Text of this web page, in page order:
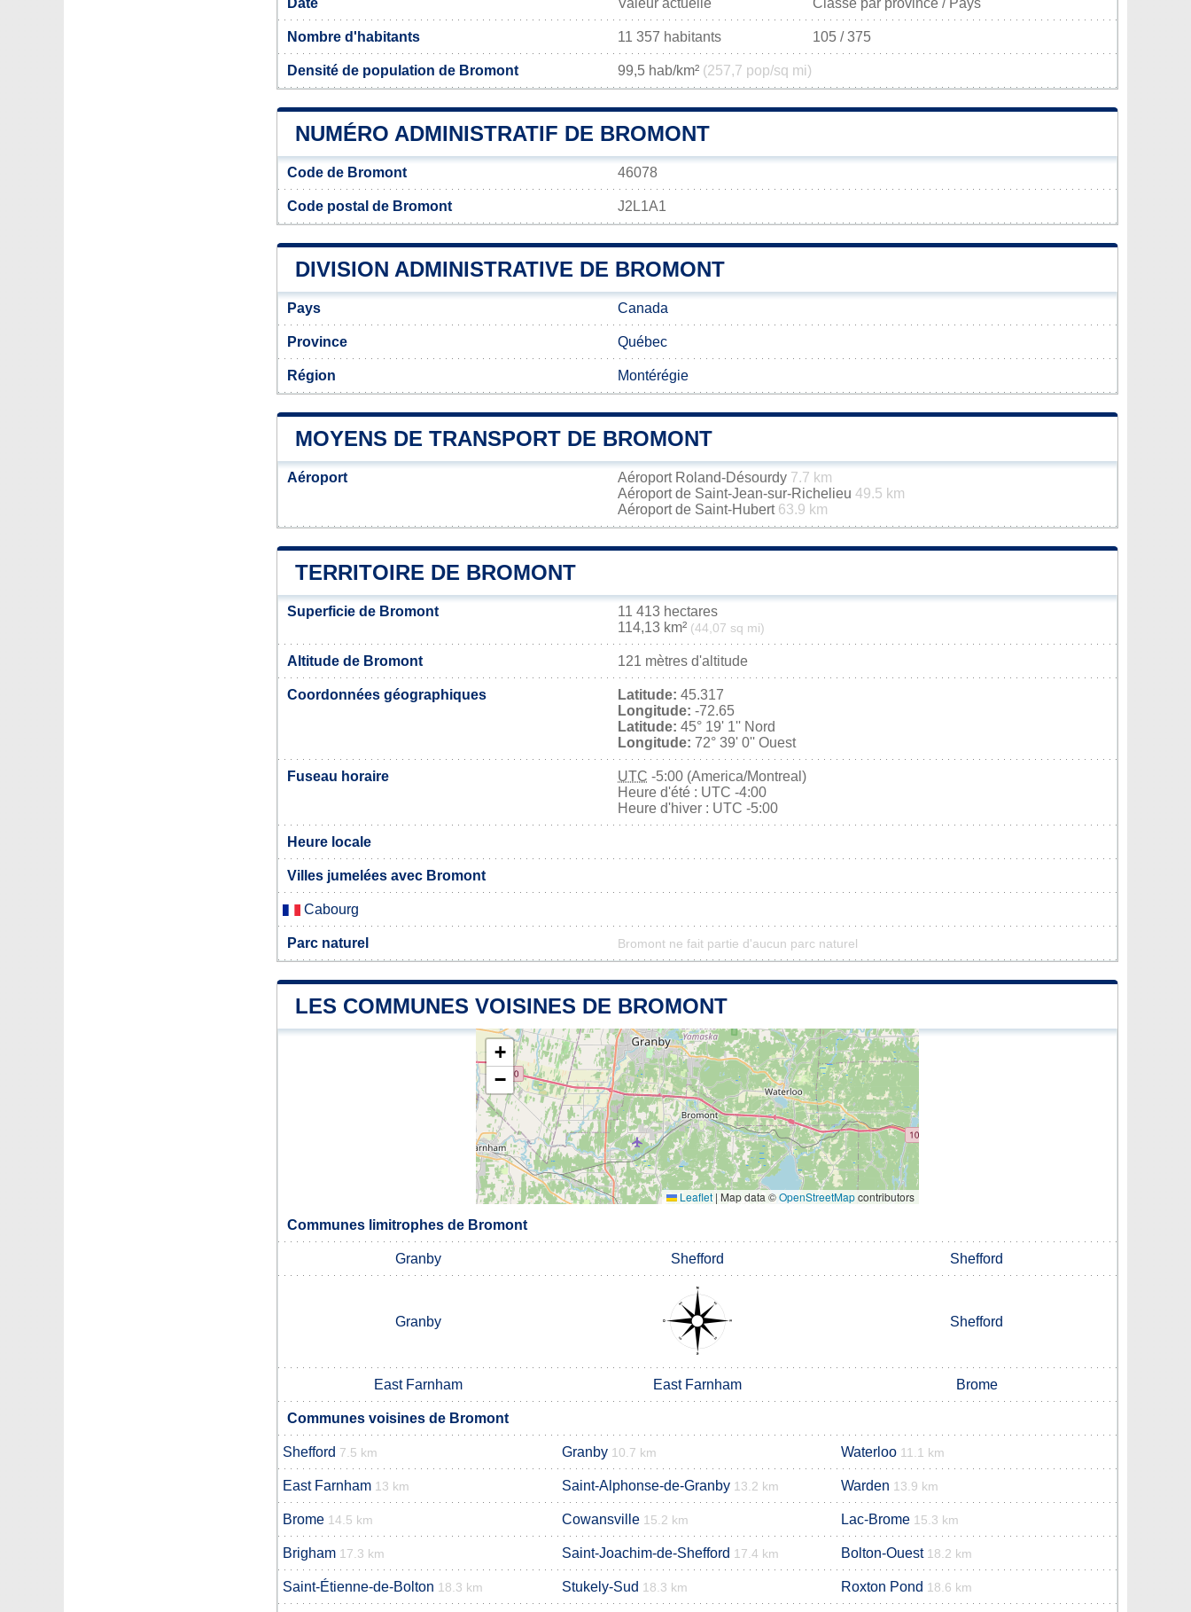
Date Valeur actuelle Classé par province / Pays
Nombre d'habitants 11 357 habitants 105 / 375
Densité de population de Bromont 99,5 hab/km² (257,7 pop/sq mi)
NUMÉRO ADMINISTRATIF DE BROMONT
Code de Bromont 46078
Code postal de Bromont J2L1A1
DIVISION ADMINISTRATIVE DE BROMONT
Pays Canada
Province Québec
Région Montérégie
MOYENS DE TRANSPORT DE BROMONT
Aéroport Aéroport Roland-Désourdy 7.7 km
Aéroport de Saint-Jean-sur-Richelieu 49.5 km
Aéroport de Saint-Hubert 63.9 km
TERRITOIRE DE BROMONT
Superficie de Bromont
11 413 hectares
114,13 km² (44,07 sq mi)
Altitude de Bromont 121 mètres d'altitude
Coordonnées géographiques Latitude: 45.317
Longitude: -72.65
Latitude: 45° 19' 1'' Nord
Longitude: 72° 39' 0'' Ouest
Fuseau horaire UTC -5:00 (America/Montreal)
Heure d'été : UTC -4:00
Heure d'hiver : UTC -5:00
Heure locale
Villes jumelées avec Bromont
Cabourg
Parc naturel Bromont ne fait partie d'aucun parc naturel
LES COMMUNES VOISINES DE BROMONT
+
−
Leaflet | Map data ©OpenStreetMapcontributors
Communes limitrophes de Bromont
Granby Shefford Shefford
Granby Shefford
East Farnham East Farnham Brome
Communes voisines de Bromont
Shefford 7.5 km Granby 10.7 km Waterloo 11.1 km
East Farnham 13 km Saint-Alphonse-de-Granby 13.2 km Warden 13.9 km
Brome 14.5 km Cowansville 15.2 km Lac-Brome 15.3 km
Brigham 17.3 km Saint-Joachim-de-Shefford 17.4 km Bolton-Ouest 18.2 km
Saint-Étienne-de-Bolton 18.3 km Stukely-Sud 18.3 km Roxton Pond 18.6 km